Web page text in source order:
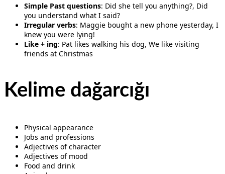
Simple Past questions: Did she tell you anything?, Did
you understand what I said?
Irregular verbs: Maggie bought a new phone yesterday, I
knew you were lying!
Like + ing: Pat likes walking his dog, We like visiting
friends at Christmas
Kelime dağarcığı
Physical appearance
Jobs and professions
Adjectives of character
Adjectives of mood
Food and drink